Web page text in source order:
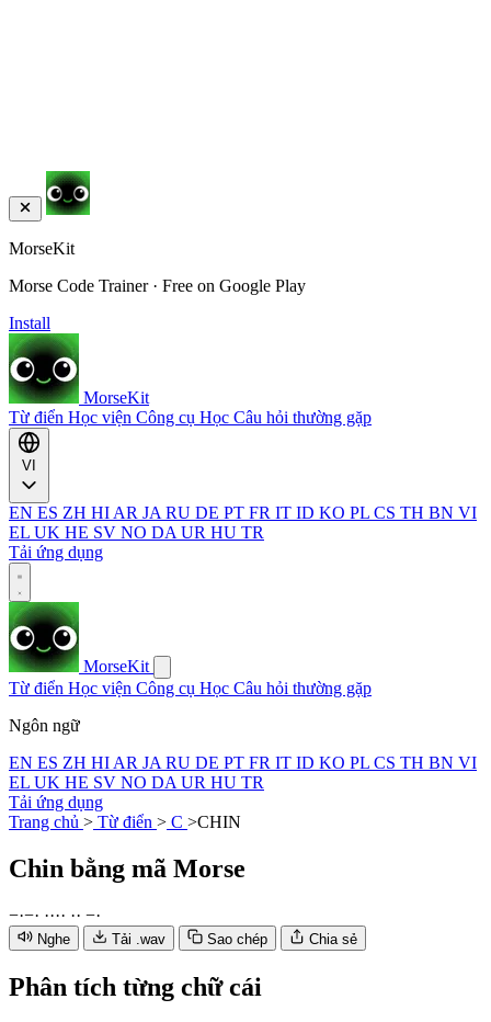
MorseKit
Morse Code Trainer · Free on Google Play
Install
MorseKit
Từ điển Học viện Công cụ Học Câu hỏi thường gặp
EN ES ZH HI AR JA RU DE PT FR IT ID KO PL CS TH BN VI
EL UK HE SV NO DA UR HU TR
Tải ứng dụng
MorseKit
Từ điển Học viện Công cụ Học Câu hỏi thường gặp
Ngôn ngữ
EN ES ZH HI AR JA RU DE PT FR IT ID KO PL CS TH BN VI
EL UK HE SV NO DA UR HU TR
Tải ứng dụng
Trang chủ > Từ điển > C >CHIN
Chin bằng mã Morse
−·−· ···· ·· −·
Nghe Tải .wav Sao chép Chia sẻ
Phân tích từng chữ cái